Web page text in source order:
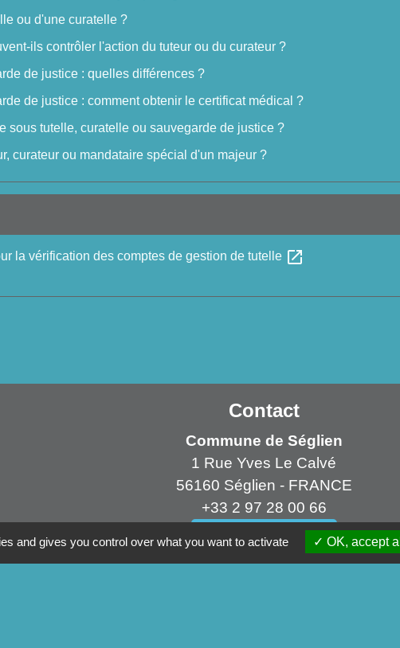
ou d'une curatelle ?
ils contrôler l'action du tuteur ou du curateur ?
de justice : quelles différences ?
de justice : comment obtenir le certificat médical ?
sous tutelle, curatelle ou sauvegarde de justice ?
curateur ou mandataire spécial d'un majeur ?
la vérification des comptes de gestion de tutelle open_in_new
Contact
Commune de Séglien
1 Rue Yves Le Calvé
56160 Séglien - FRANCE
+33 2 97 28 00 66
Contact par formulaire
and gives you control over what you want to activate OK, accept all